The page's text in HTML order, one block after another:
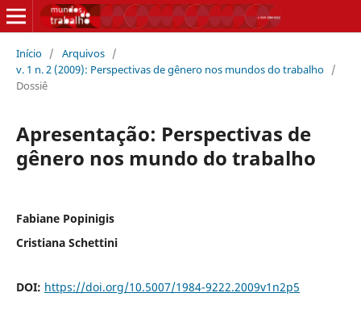
Início / Arquivos /
v. 1 n. 2 (2009): Perspectivas de gênero nos mundos do trabalho /
Dossiê
Apresentação: Perspectivas de
gênero nos mundo do trabalho
Fabiane Popinigis
Cristiana Schettini
DOI: https://doi.org/10.5007/1984-9222.2009v1n2p5